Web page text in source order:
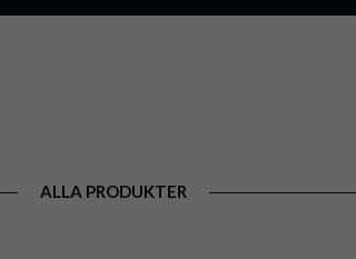
ALLA PRODUKTER